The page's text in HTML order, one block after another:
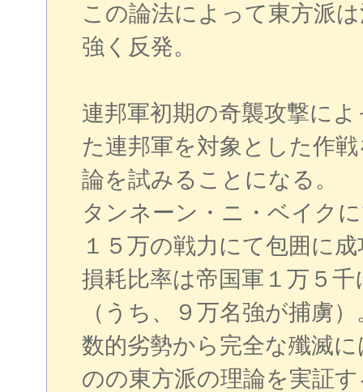
この論法によって東方派
強く反発。
連邦軍初期の奇襲攻撃に
た連邦軍を対象とした作
論を試みることになる。
タンネーン・ニ・ベイク
１５万の戦力にて包囲に成
損耗比率は帝国軍１万５
（うち、９万名強が捕虜）
数的劣勢から完全な殲滅
のの東方派の理論を実証